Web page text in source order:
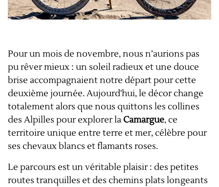
Pour un mois de novembre, nous n’aurions pas
pu rêver mieux : un soleil radieux et une douce
brise accompagnaient notre départ pour cette
deuxième journée. Aujourd'hui, le décor change
totalement alors que nous quittons les collines
des Alpilles pour explorer la Camargue, ce
territoire unique entre terre et mer, célèbre pour
ses chevaux blancs et flamants roses.
Le parcours est un véritable plaisir : des petites
routes tranquilles et des chemins plats longeants